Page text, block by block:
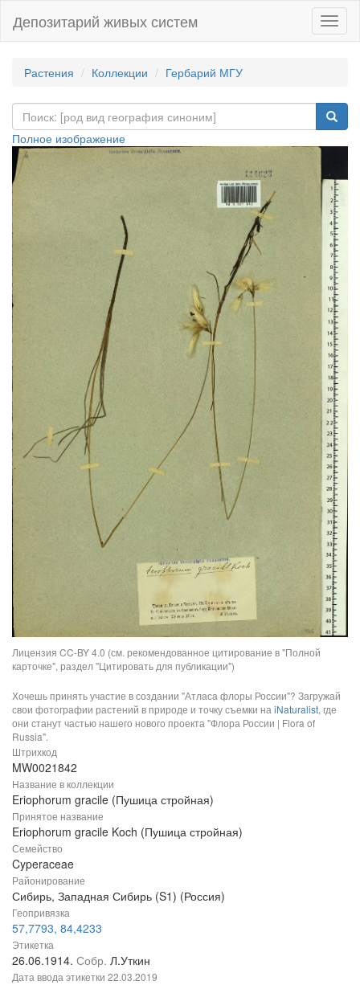
Депозитарий живых систем
Растения Коллекции Гербарий МГУ
Полное изображение
Лицензия CC-BY 4.0 (см. рекомендованное цитирование в "Полной
карточке", раздел "Цитировать для публикации")
Хочешь принять участие в создании "Атласа флоры России"? Загружай
свои фотографии растений в природе и точку съемки наiNaturalist, где
они станут частью нашего нового проекта "Флора России | Flora of
Russia".
Штрихкод
MW0021842
Название в коллекции
Eriophorum gracile (Пушица стройная)
Принятое название
Eriophorum gracile Koch (Пушица стройная)
Семейство
Cyperaceae
Районирование
Сибирь, Западная Сибирь (S1) (Россия)
Геопривязка
57,7793, 84,4233
Этикетка
26.06.1914. Собр. Л.Уткин
Дата ввода этикетки 22.03.2019